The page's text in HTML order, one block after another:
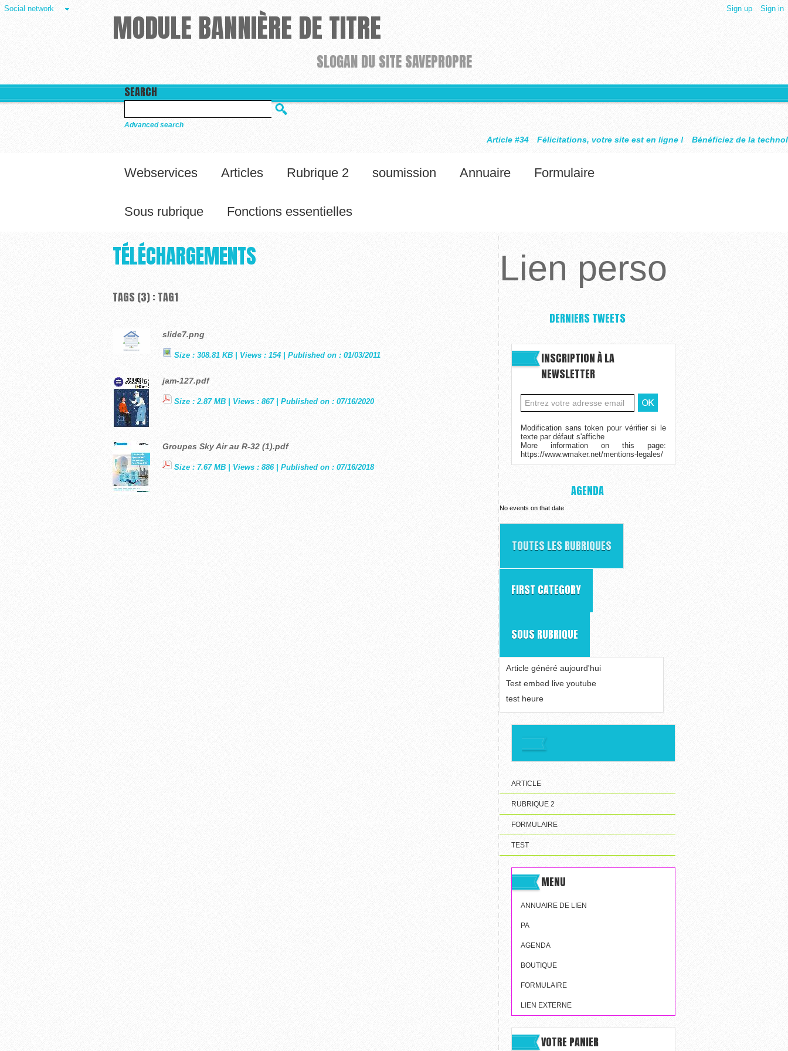
Social network Sign in
Sign up
MODULE BANNIÈRE DE TITRE
SLOGAN DU SITE SAVEPROPRE
SEARCH
Advanced search
Félicitations, votre site est en ligne ! Bénéficiez de la technologie Design Objet
Webservices Articles Rubrique 2 soumission Annuaire Formulaire
Sous rubrique Fonctions essentielles
TÉLÉCHARGEMENTS
TAGS (3) : TAG1
slide7.png
Size : 308.81 KB | Views : 154 | Published on : 01/03/2011
jam-127.pdf
Size : 2.87 MB | Views : 867 | Published on : 07/16/2020
Groupes Sky Air au R-32 (1).pdf
Size : 7.67 MB | Views : 886 | Published on : 07/16/2018
Lien perso
DERNIERS TWEETS
INSCRIPTION À LA
NEWSLETTER
Modification sans token pour vérifier si le
texte par défaut s'affiche
More information on this page:
https://www.wmaker.net/mentions-legales/
AGENDA
No events on that date
TOUTES LES RUBRIQUES
FIRST CATEGORY
SOUS RUBRIQUE
Article généré aujourd'hui
Test embed live youtube
test heure
ARTICLE
RUBRIQUE 2
FORMULAIRE
TEST
MENU
ANNUAIRE DE LIEN
PA
AGENDA
BOUTIQUE
FORMULAIRE
LIEN EXTERNE
VOTRE PANIER